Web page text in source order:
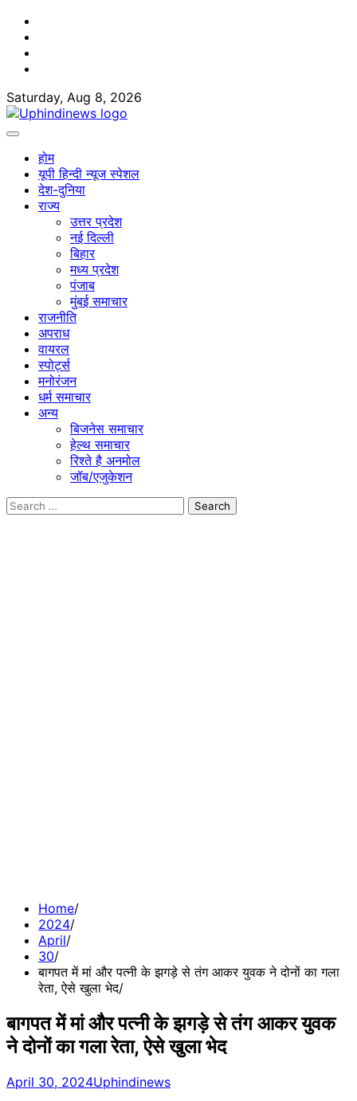
Skip
content
Saturday, Aug 8, 2026
होम
यूपी हिन्दी न्यूज स्पेशल
देश-दुनिया
राज्य
उत्तर प्रदेश
नई दिल्ली
बिहार
मध्य प्रदेश
पंजाब
मुंबई समाचार
राजनीति
अपराध
वायरल
स्पोर्ट्स
मनोरंजन
धर्म समाचार
अन्य
बिजनेस समाचार
हेल्थ समाचार
रिश्ते है अनमोल
जॉब/एजुकेशन
Search
Home
2024
April
30
बागपत में मां और पत्नी के झगड़े से तंग आकर युवक ने दोनों का गला
रेता, ऐसे खुला भेद
बागपत में मां और पत्नी के झगड़े से तंग आकर युवक
ने दोनों का गला रेता, ऐसे खुला भेद
April 30, 2024Uphindinews